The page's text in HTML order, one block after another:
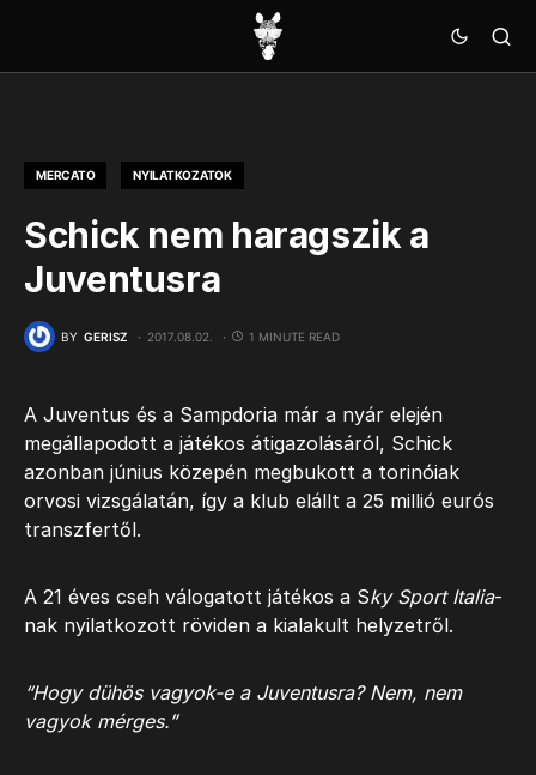
MERCATO NYILATKOZATOK
Schick nem haragszik a
Juventusra
BY GERISZ 2017.08.02. 1 MINUTE READ
A Juventus és a Sampdoria már a nyár elején
megállapodott a játékos átigazolásáról, Schick
azonban június közepén megbukott a torinóiak
orvosi vizsgálatán, így a klub elállt a 25 millió eurós
transzfertől.
A 21 éves cseh válogatott játékos a Sky Sport Italia-
nak nyilatkozott röviden a kialakult helyzetről.
“Hogy dühös vagyok-e a Juventusra? Nem, nem
vagyok mérges.”